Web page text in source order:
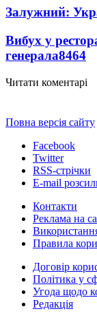
Залужний:
Вибух у
генерала8464
Читати коментарі
Повна версія сайту
Facebook
Twitter
RSS-стрічки
E-mail
Контакти
Реклама на
Правила
Договір
Політика у
Угода щодо
Редакція